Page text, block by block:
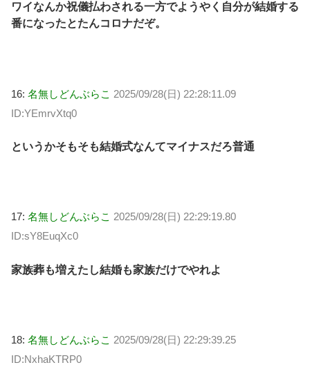
ワイなんか祝儀払わされる一方でようやく自分が結婚する
番になったとたんコロナだぞ。
16: 名無しどんぶらこ 2025/09/28(日) 22:28:11.09
ID:YEmrvXtq0
というかそもそも結婚式なんてマイナスだろ普通
17: 名無しどんぶらこ 2025/09/28(日) 22:29:19.80
ID:sY8EuqXc0
家族葬も増えたし結婚も家族だけでやれよ
18: 名無しどんぶらこ 2025/09/28(日) 22:29:39.25
ID:NxhaKTRP0